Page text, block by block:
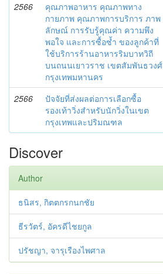
2566
คุณภาพอาหาร คุณภาพทาง
กายภาพ คุณภาพการบริการ ภาพ
ลักษณ์ การรับรู้คุณค่า ความพึง
พอใจ และการซื้อซ้ำ ของลูกค้าที่
ใช้บริการร้านอาหารริมบาทวิถี
บนถนนเยาวราช เขตสัมพันธวงศ์
กรุงเทพมหานคร
2566
ปัจจัยที่ส่งผลต่อการเลือกซื้อ
รองเท้าวิ่งสำหรับนักวิ่งในเขต
กรุงเทพและปริมณฑล
Discover
Author
ธนิสร, กิตตกรกนกชัย
ธีรวัตร์, อัครดีไชยกูล
ปรัชญา, จารุเรืองไพศาล